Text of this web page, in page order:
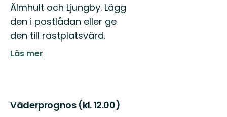
Älmhult och Ljungby. Lägg
den i postlådan eller ge
den till rastplatsvärd.
Läs mer
Väderprognos (kl. 12.00)